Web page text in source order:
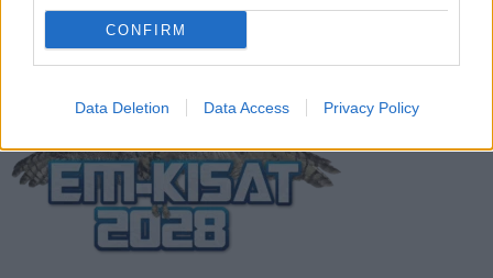
CONFIRM
Data Deletion Data Access Privacy Policy